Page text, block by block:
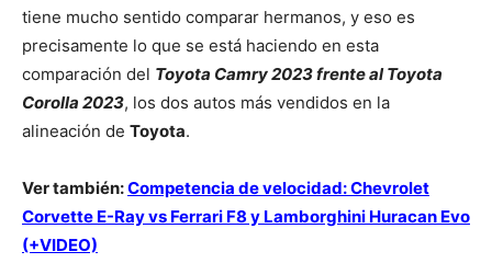
tiene mucho sentido comparar hermanos, y eso es
precisamente lo que se está haciendo en esta
comparación del Toyota Camry 2023 frente al Toyota
Corolla 2023, los dos autos más vendidos en la
alineación de Toyota.
Ver también:Competencia de velocidad: Chevrolet
Corvette E-Ray vs Ferrari F8 y Lamborghini Huracan Evo
(+VIDEO)